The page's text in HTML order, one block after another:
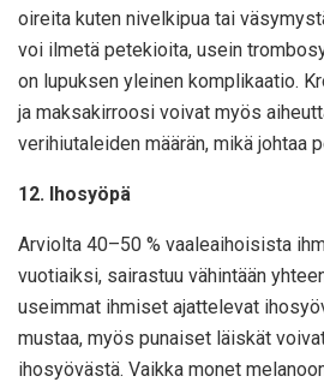
oireita kuten nivelkipua tai
voi ilmetä petekioita, usein
on lupuksen yleinen komplikaatio.
ja maksakirroosi voivat myös
verihiutaleiden määrän, mikä johtaa
12. Ihosyöpä
Arviolta 40–50 % vaaleaihoisista
vuotiaiksi, sairastuu vähintään
useimmat ihmiset ajattelevat
mustaa, myös punaiset läiskät
ihosyövästä. Vaikka monet